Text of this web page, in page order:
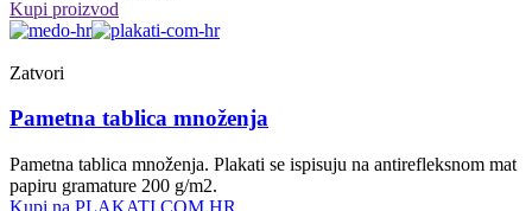
Kupi proizvod
Zatvori
Pametna tablica množenja
Pametna tablica množenja. Plakati se ispisuju na antirefleksnom mat
papiru gramature 200 g/m2.